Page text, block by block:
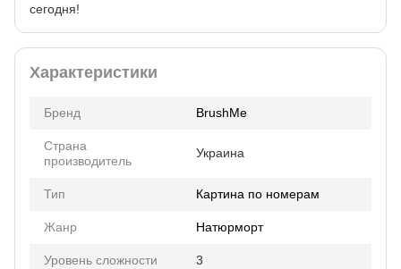
сегодня!
Характеристики
Бренд BrushMe
Страна
производитель
Украина
Тип Картина по номерам
Жанр Натюрморт
Уровень сложности 3